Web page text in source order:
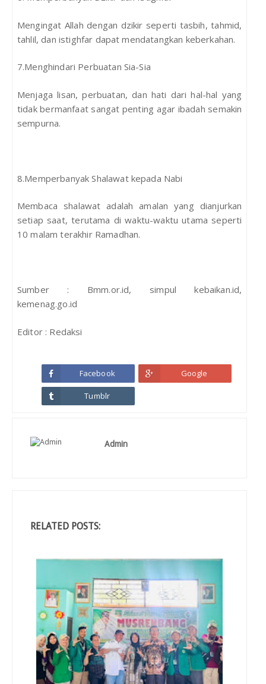
Mengingat Allah dengan dzikir seperti tasbih, tahmid,
tahlil, dan istighfar dapat mendatangkan keberkahan.
7.Menghindari Perbuatan Sia-Sia
Menjaga lisan, perbuatan, dan hati dari hal-hal yang
tidak bermanfaat sangat penting agar ibadah semakin
sempurna.
8.Memperbanyak Shalawat kepada Nabi
Membaca shalawat adalah amalan yang dianjurkan
setiap saat, terutama di waktu-waktu utama seperti
10 malam terakhir Ramadhan.
Sumber : Bmm.or.id, simpul kebaikan.id,
kemenag.go.id
Editor : Redaksi
Facebook Google
Tumblr
Admin
RELATED POSTS: